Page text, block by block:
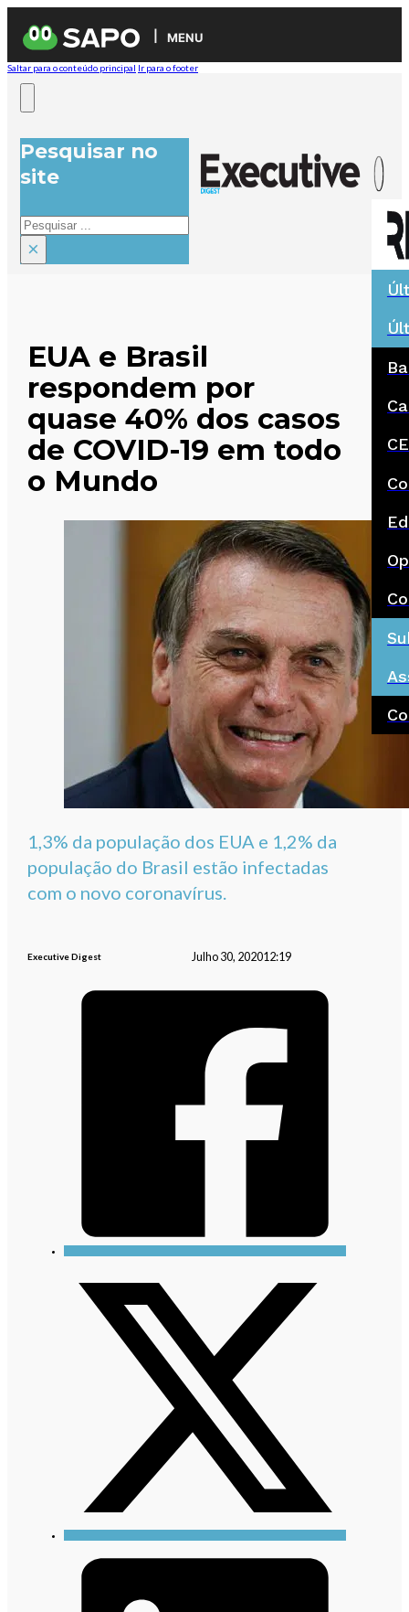
MENU
Saltar para o conteúdo principal Ir para o footer
Pesquisar no
site
Pesquisar
×
EUA e Brasil
respondem por
quase 40% dos casos
de COVID-19 em todo
o Mundo
1,3% da população dos EUA e 1,2% da
população do Brasil estão infectadas
com o novo coronavírus.
Executive Digest Julho 30, 202012:19